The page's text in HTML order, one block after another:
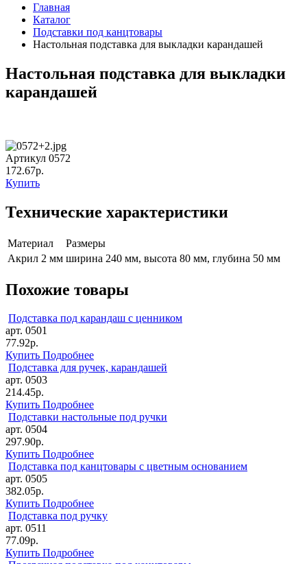
Главная
Каталог
Подставки под канцтовары
Настольная подставка для выкладки карандашей
Настольная подставка для выкладки
карандашей
Артикул 0572
172.67р.
Купить
Технические характеристики
Материал
Размеры
Акрил 2 мм ширина 240 мм, высота 80 мм, глубина 50 мм
Похожие товары
Подставка под карандаш с ценником
арт. 0501
77.92р.
Купить Подробнее
Подставка для ручек, карандашей
арт. 0503
214.45р.
Купить Подробнее
Подставки настольные под ручки
арт. 0504
297.90р.
Купить Подробнее
Подставка под канцтовары с цветным основанием
арт. 0505
382.05р.
Купить Подробнее
Подставка под ручку
арт. 0511
77.09р.
Купить Подробнее